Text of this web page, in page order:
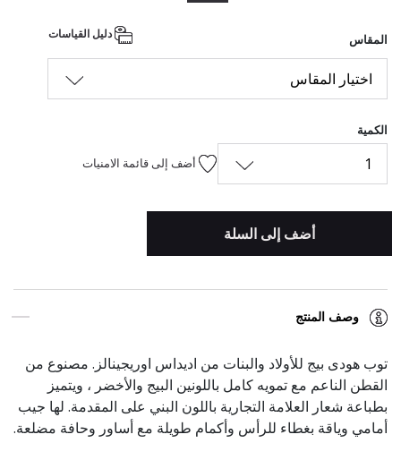
المقاس
اختيار المقاس
الكمية
1 أضف إلى قائمة الامنيات
أضف إلى السلة
وصف المنتج
توب هودى بيج للأولاد والبنات من اديداس اوريجينالز. مصنوع من
القطن الناعم مع تمويه كامل باللونين البيج والأخضر ، ويتميز
بطباعة شعار العلامة التجارية باللون البني على المقدمة. لها جيب
أمامي وياقة بغطاء للرأس وأكمام طويلة مع أساور وحافة مضلعة.